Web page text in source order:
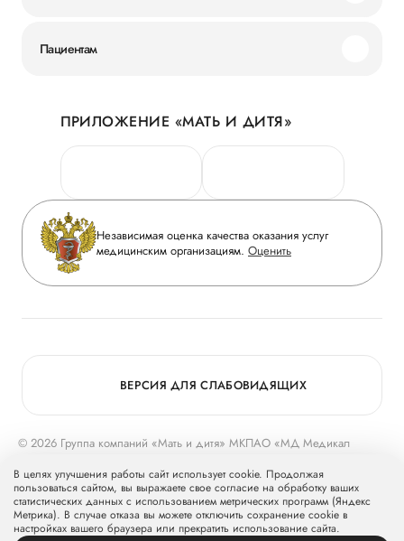
Новости
Руководство
Сотрудничество
Инвесторам
Журнал «Мать и дитя»
Вакансии
Медицинский туризм
Пациентам
Личный кабинет
Персональные данные
Горячая линия качества
Вопрос-ответ
Приложение пациента
Статьи
ПРИЛОЖЕНИЕ «МАТЬ И ДИТЯ»
Независимая оценка качества оказания услуг
медицинским организациям. Оценить
© 2026 Группа компаний «Мать и дитя» МКПАО «МД Медикал
Группу компаний «Мать и дитя».
ВЕРСИЯ ДЛЯ СЛАБОВИДЯЩИХ
В целях улучшения работы сайт использует cookie. Продолжая
пользоваться сайтом, вы выражаете свое согласие на обработку ваших
статистических данных с использованием метрических программ (Яндекс
Метрика). В случае отказа вы можете отключить сохранение cookie в
настройках вашего браузера или прекратить использование сайта.